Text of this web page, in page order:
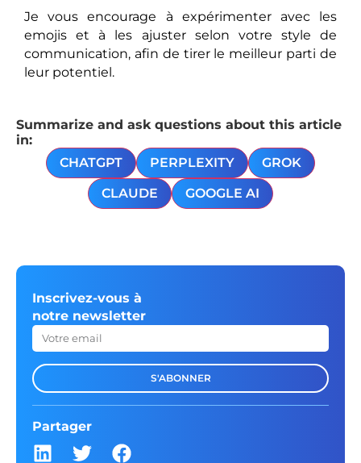
Je vous encourage à expérimenter avec les
emojis et à les ajuster selon votre style de
communication, afin de tirer le meilleur parti de
leur potentiel.
Summarize and ask questions about this article
in:
CHATGPT
PERPLEXITY
GROK
CLAUDE
GOOGLE AI
Inscrivez-vous à
notre newsletter
S'ABONNER
Partager